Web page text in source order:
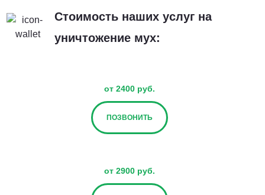
Стоимость наших услуг на
уничтожение мух:
от 2400 руб.
ПОЗВОНИТЬ
от 2900 руб.